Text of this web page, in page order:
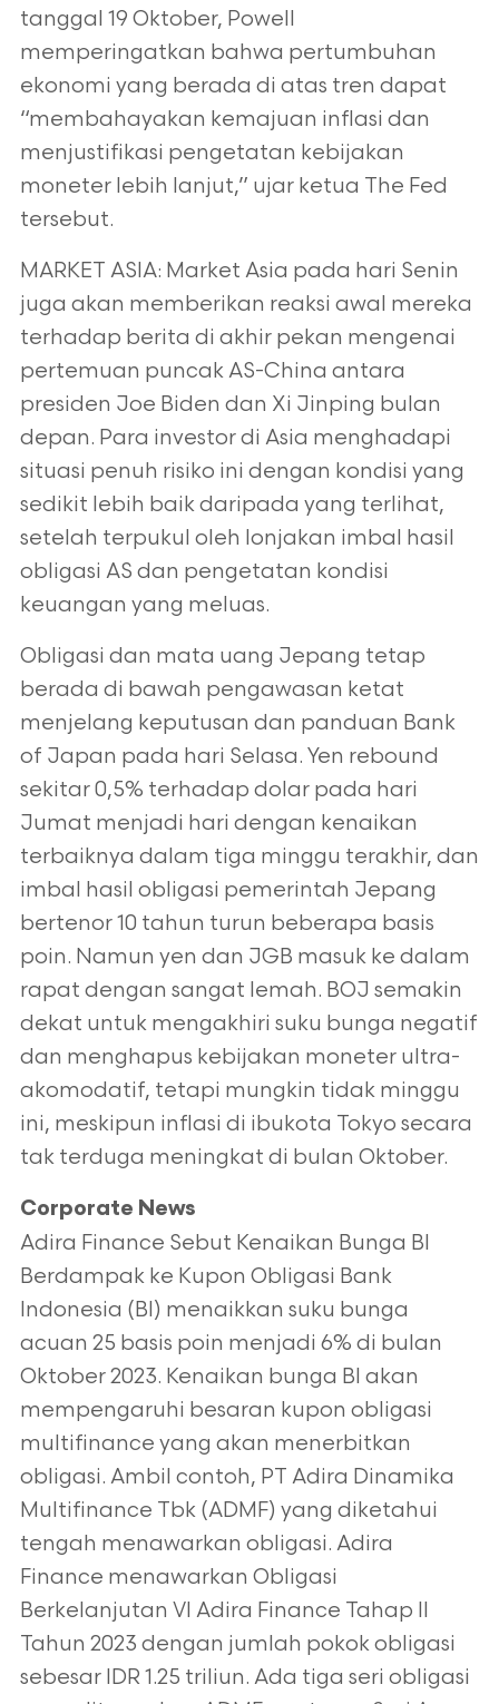
tanggal 19 Oktober, Powell
memperingatkan bahwa pertumbuhan
ekonomi yang berada di atas tren dapat
“membahayakan kemajuan inflasi dan
menjustifikasi pengetatan kebijakan
moneter lebih lanjut,” ujar ketua The Fed
tersebut.
MARKET ASIA: Market Asia pada hari Senin
juga akan memberikan reaksi awal mereka
terhadap berita di akhir pekan mengenai
pertemuan puncak AS-China antara
presiden Joe Biden dan Xi Jinping bulan
depan. Para investor di Asia menghadapi
situasi penuh risiko ini dengan kondisi yang
sedikit lebih baik daripada yang terlihat,
setelah terpukul oleh lonjakan imbal hasil
obligasi AS dan pengetatan kondisi
keuangan yang meluas.
Obligasi dan mata uang Jepang tetap
berada di bawah pengawasan ketat
menjelang keputusan dan panduan Bank
of Japan pada hari Selasa. Yen rebound
sekitar 0,5% terhadap dolar pada hari
Jumat menjadi hari dengan kenaikan
terbaiknya dalam tiga minggu terakhir, dan
imbal hasil obligasi pemerintah Jepang
bertenor 10 tahun turun beberapa basis
poin. Namun yen dan JGB masuk ke dalam
rapat dengan sangat lemah. BOJ semakin
dekat untuk mengakhiri suku bunga negatif
dan menghapus kebijakan moneter ultra-
akomodatif, tetapi mungkin tidak minggu
ini, meskipun inflasi di ibukota Tokyo secara
tak terduga meningkat di bulan Oktober.
Corporate News
Adira Finance Sebut Kenaikan Bunga BI
Berdampak ke Kupon Obligasi Bank
Indonesia (BI) menaikkan suku bunga
acuan 25 basis poin menjadi 6% di bulan
Oktober 2023. Kenaikan bunga BI akan
mempengaruhi besaran kupon obligasi
multifinance yang akan menerbitkan
obligasi. Ambil contoh, PT Adira Dinamika
Multifinance Tbk (ADMF) yang diketahui
tengah menawarkan obligasi. Adira
Finance menawarkan Obligasi
Berkelanjutan VI Adira Finance Tahap II
Tahun 2023 dengan jumlah pokok obligasi
sebesar IDR 1.25 triliun. Ada tiga seri obligasi